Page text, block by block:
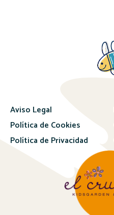
Aviso Legal
Política de Cookies
Política de Privacidad